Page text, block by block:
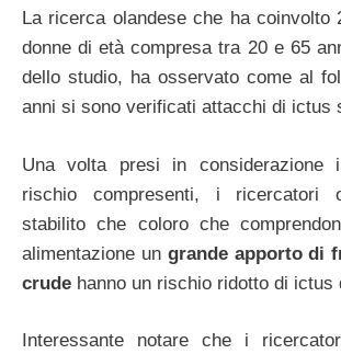
La ricerca olandese che ha coinvolto
donne di età compresa tra 20 e 65
dello studio, ha osservato come al
anni si sono verificati attacchi di ictus
Una volta presi in
rischio compresenti, i ricercatori
stabilito che coloro che
alimentazione un grande apporto di
crude hanno un rischio ridotto di ictus
Interessante notare che i